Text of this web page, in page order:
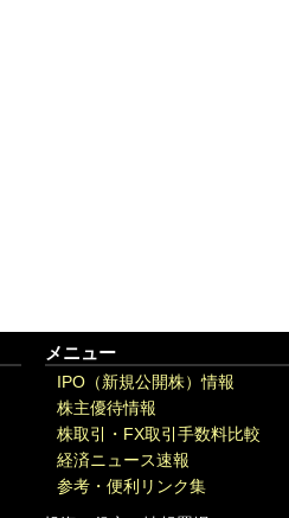
メニュー
IPO（新規公開株）情報
株主優待情報
株取引・FX取引手数料比較
経済ニュース速報
参考・便利リンク集